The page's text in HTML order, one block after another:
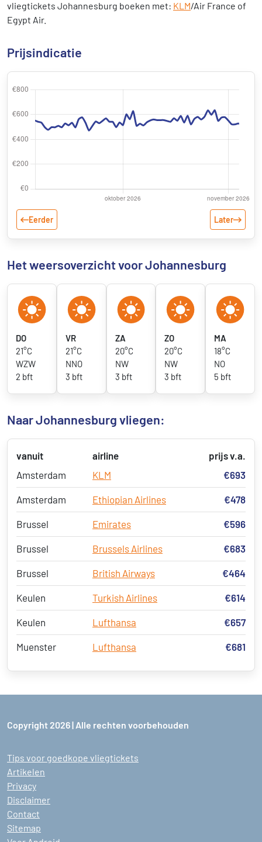
vliegtickets Johannesburg boeken met: KLM/Air France of
Egypt Air.
Prijsindicatie
Eerder Later
Het weersoverzicht voor Johannesburg
DO
21°C
WZW
2 bft
VR
21°C
NNO
3 bft
ZA
20°C
NW
3 bft
ZO
20°C
NW
3 bft
MA
18°C
NO
5 bft
Naar Johannesburg vliegen:
vanuit airline
prijs v.a.
Amsterdam
KLM €693
Amsterdam Ethiopian Airlines €478
Brussel Emirates €596
Brussel Brussels Airlines €683
Brussel British Airways €464
Keulen Turkish Airlines €614
Keulen Lufthansa €657
Muenster Lufthansa €681
Copyright 2026 | Alle rechten voorbehouden
Tips voor goedkope vliegtickets
Artikelen
Privacy
Disclaimer
Contact
Sitemap